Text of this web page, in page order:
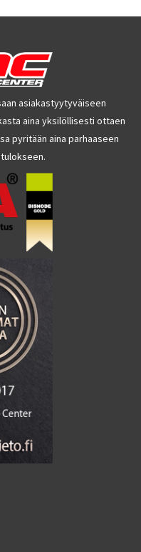
asiakastyytyväiseen
aina yksilöllisesti ottaen
pyritään aina parhaaseen